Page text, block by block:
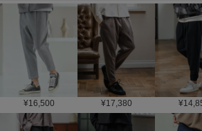
¥16,500 ¥17,380 ¥